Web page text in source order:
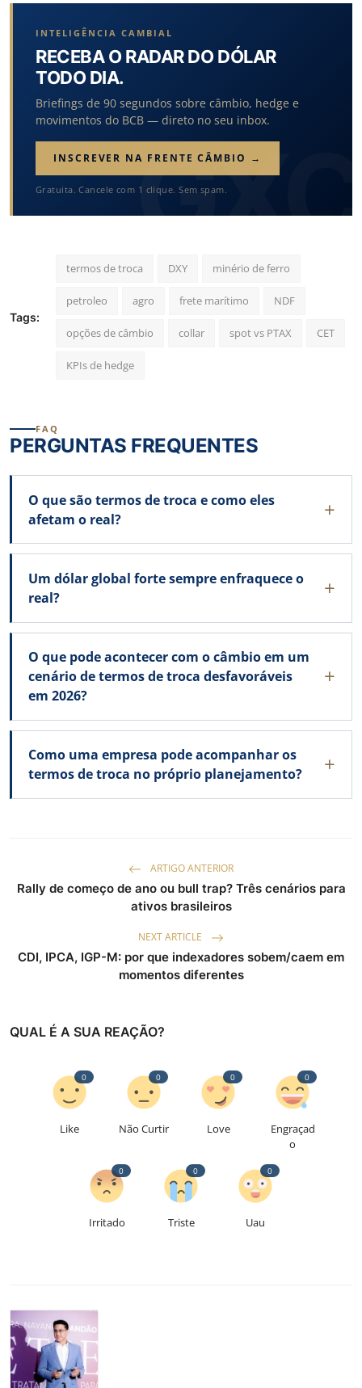
INTELIGÊNCIA CAMBIAL
RECEBA O RADAR DO DÓLAR
TODO DIA.
Briefings de 90 segundos sobre câmbio, hedge e
movimentos do BCB — direto no seu inbox.
INSCREVER NA FRENTE CÂMBIO →
Gratuita. Cancele com 1 clique. Sem spam.
Tags:
termos de troca DXY minério de ferro
petroleo agro frete marítimo NDF
opções de câmbio collar spot vs PTAX CET
KPIs de hedge
FAQ
PERGUNTAS FREQUENTES
O que são termos de troca e como eles
afetam o real?
Um dólar global forte sempre enfraquece o
real?
O que pode acontecer com o câmbio em um
cenário de termos de troca desfavoráveis
em 2026?
Como uma empresa pode acompanhar os
termos de troca no próprio planejamento?
ARTIGO ANTERIOR
Rally de começo de ano ou bull trap? Três cenários para
ativos brasileiros
NEXT ARTICLE
CDI, IPCA, IGP-M: por que indexadores sobem/caem em
momentos diferentes
QUAL É A SUA REAÇÃO?
Like
0
Não Curtir
0
Love
0
Engraçad
o
0
Irritado
0
Triste
0
Uau
0